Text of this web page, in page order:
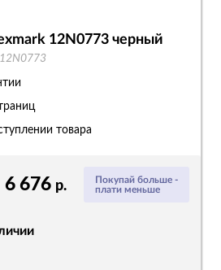
Покупай больше -
плати меньше
6 676 р.
12N0773 черный
12N0773
товара